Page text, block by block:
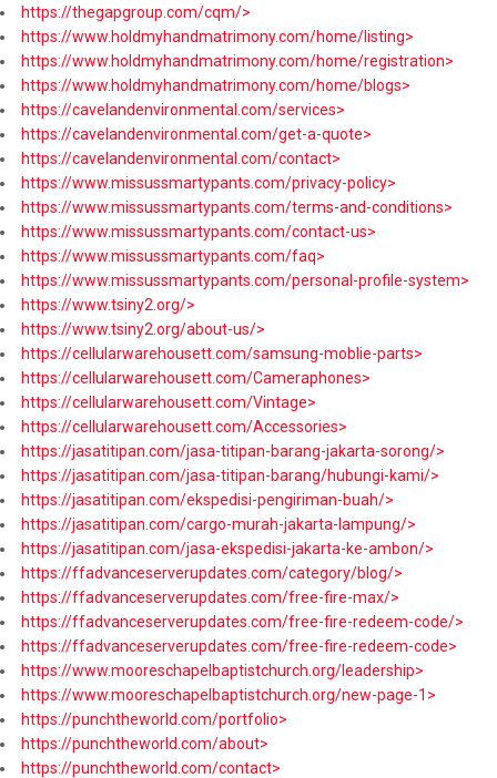
https://thegapgroup.com/cqm/>
https://www.holdmyhandmatrimony.com/home/listing>
https://www.holdmyhandmatrimony.com/home/registration>
https://www.holdmyhandmatrimony.com/home/blogs>
https://cavelandenvironmental.com/services>
https://cavelandenvironmental.com/get-a-quote>
https://cavelandenvironmental.com/contact>
https://www.missussmartypants.com/privacy-policy>
https://www.missussmartypants.com/terms-and-conditions>
https://www.missussmartypants.com/contact-us>
https://www.missussmartypants.com/faq>
https://www.missussmartypants.com/personal-profile-system>
https://www.tsiny2.org/>
https://www.tsiny2.org/about-us/>
https://cellularwarehousett.com/samsung-moblie-parts>
https://cellularwarehousett.com/Cameraphones>
https://cellularwarehousett.com/Vintage>
https://cellularwarehousett.com/Accessories>
https://jasatitipan.com/jasa-titipan-barang-jakarta-sorong/>
https://jasatitipan.com/jasa-titipan-barang/hubungi-kami/>
https://jasatitipan.com/ekspedisi-pengiriman-buah/>
https://jasatitipan.com/cargo-murah-jakarta-lampung/>
https://jasatitipan.com/jasa-ekspedisi-jakarta-ke-ambon/>
https://ffadvanceserverupdates.com/category/blog/>
https://ffadvanceserverupdates.com/free-fire-max/>
https://ffadvanceserverupdates.com/free-fire-redeem-code/>
https://ffadvanceserverupdates.com/free-fire-redeem-code>
https://www.mooreschapelbaptistchurch.org/leadership>
https://www.mooreschapelbaptistchurch.org/new-page-1>
https://punchtheworld.com/portfolio>
https://punchtheworld.com/about>
https://punchtheworld.com/contact>